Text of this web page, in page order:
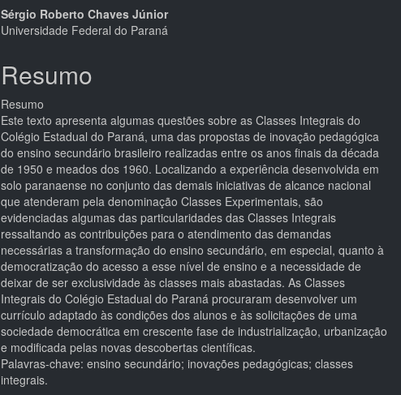
Conteúdo
do
artigo
principal
Sérgio Roberto Chaves Júnior
Universidade Federal do Paraná
Resumo
Resumo
Este texto apresenta algumas questões sobre as Classes Integrais do
Colégio Estadual do Paraná, uma das propostas de inovação pedagógica
do ensino secundário brasileiro realizadas entre os anos finais da década
de 1950 e meados dos 1960. Localizando a experiência desenvolvida em
solo paranaense no conjunto das demais iniciativas de alcance nacional
que atenderam pela denominação Classes Experimentais, são
evidenciadas algumas das particularidades das Classes Integrais
ressaltando as contribuições para o atendimento das demandas
necessárias a transformação do ensino secundário, em especial, quanto à
democratização do acesso a esse nível de ensino e a necessidade de
deixar de ser exclusividade às classes mais abastadas. As Classes
Integrais do Colégio Estadual do Paraná procuraram desenvolver um
currículo adaptado às condições dos alunos e às solicitações de uma
sociedade democrática em crescente fase de industrialização, urbanização
e modificada pelas novas descobertas científicas.
Palavras-chave: ensino secundário; inovações pedagógicas; classes
integrais.